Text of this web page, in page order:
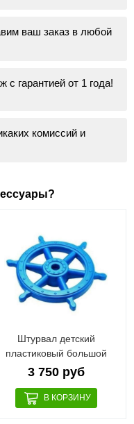
ваш заказ в любой
гарантией от 1 года!
комиссий и
Штурвал детский
пластиковый большой
3 750 руб